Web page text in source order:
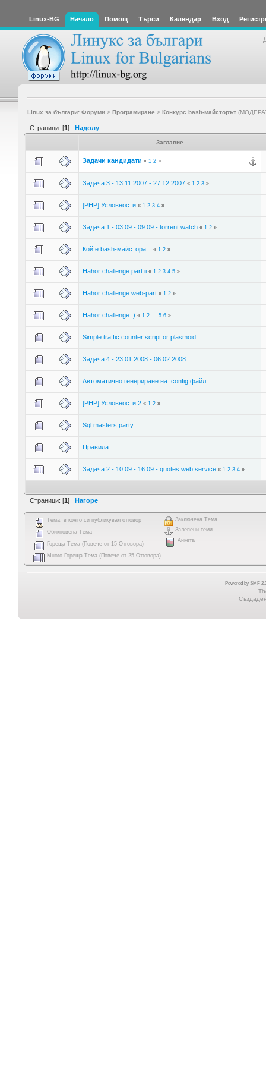
Linux-BG Начало Помощ Търси Календар Вход
Linux за българи: Форуми> Програмиране > Конкурс bash-майсторът
Страници: [1] Надолу
Заглавие
Задачи кандидати « 1 2»
Задача 3 - 13.11.2007 - 27.12.2007 « 1 2 3»
[PHP] Условности « 1 2 3 4»
Задача 1 - 03.09 - 09.09 - torrent watch « 1 2»
Кой е bash-майстора... « 1 2»
Hahor challenge part ii « 1 2 3 4 5»
Hahor challenge web-part « 1 2»
Hahor challenge :) « 1 2... 5 6»
Simple traffic counter script or plasmoid
Задача 4 - 23.01.2008 - 06.02.2008
Автоматично генериране на .config файл
[PHP] Условности 2 « 1 2»
Sql masters party
Правила
Задача 2 - 10.09 - 16.09 - quotes web service « 1 2 3 4»
Страници: [1] Нагоре
Тема, в която си публикувал отговор
Обикновена Тема
Гореща Тема (Повече от 15 Отговора)
Много Гореща Тема (Повече от 25 Отговора)
Заключена Тема
Залепени теми
Анкета
Powered by SMF